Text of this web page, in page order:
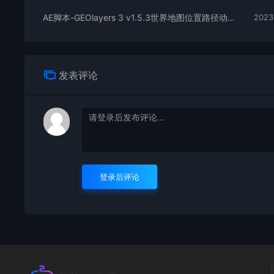
AE脚本-GEOlayers 3 v1.5.3世界地图位置路径动画制作
发表评论
登录后评论